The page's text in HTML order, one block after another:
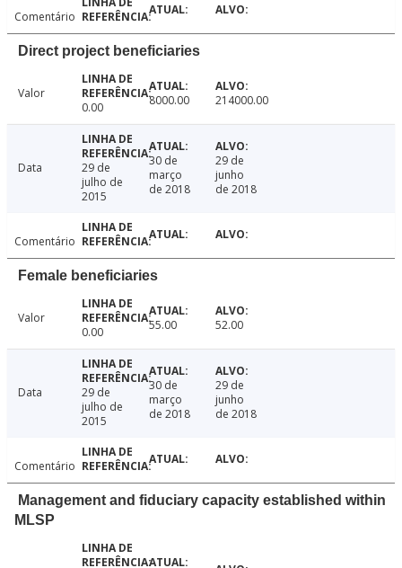
Comentário
Direct project beneficiaries
Valor
0.00
8000.00 214000.00
Data
29 de
julho de
2015
30 de
março
de 2018
29 de
junho
de 2018
Comentário
Female beneficiaries
Valor
0.00
55.00 52.00
Data
29 de
julho de
2015
30 de
março
de 2018
29 de
junho
de 2018
Comentário
Management and fiduciary capacity established within
MLSP